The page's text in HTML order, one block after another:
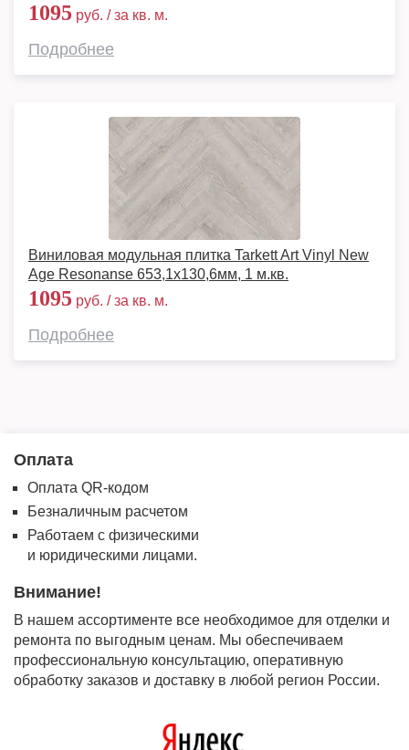
1095 руб. / за кв. м.
Подробнее
Виниловая модульная плитка Tarkett Art Vinyl New
Age Resonanse 653,1х130,6мм, 1 м.кв.
1095 руб. / за кв. м.
Подробнее
Оплата
Оплата QR-кодом
Безналичным расчетом
Работаем с физическими
и юридическими лицами.
Внимание!
В нашем ассортименте все необходимое для отделки и
ремонта по выгодным ценам. Мы обеспечиваем
профессиональную консультацию, оперативную
обработку заказов и доставку в любой регион России.